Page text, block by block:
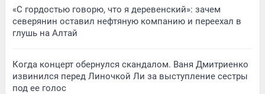
«С гордостью говорю, что я деревенский»: зачем
северянин оставил нефтяную компанию и переехал в
глушь на Алтай
Когда концерт обернулся скандалом. Ваня Дмитриенко
извинился перед Линочкой Ли за выступление сестры
под ее голос